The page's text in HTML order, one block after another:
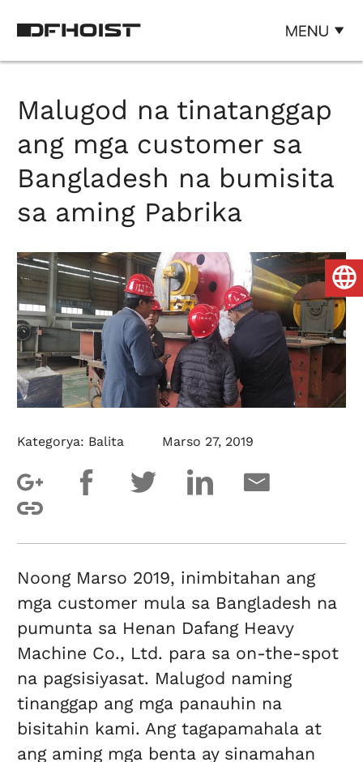
Malugod na tinatanggap
ang mga customer sa
Bangladesh na bumisita
sa aming Pabrika
Kategorya: Balita Marso 27, 2019
Noong Marso 2019, inimbitahan ang
mga customer mula sa Bangladesh na
pumunta sa Henan Dafang Heavy
Machine Co., Ltd. para sa on-the-spot
na pagsisiyasat. Malugod naming
tinanggap ang mga panauhin na
bisitahin kami. Ang tagapamahala at
ang aming mga benta ay sinamahan